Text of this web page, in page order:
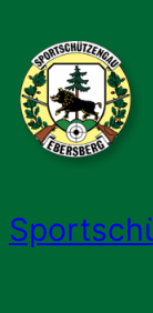
Inhalt
springen